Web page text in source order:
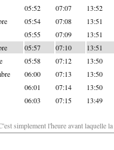
05:52 07:07 13:52
05:54 07:08 13:51
05:55 07:09 13:51
05:57 07:10 13:51
05:58 07:12 13:50
06:00 07:13 13:50
06:01 07:14 13:50
06:03 07:15 13:49
simplement l'heure avant laquelle